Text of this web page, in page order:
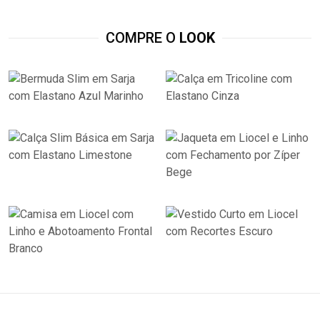
COMPRE O LOOK